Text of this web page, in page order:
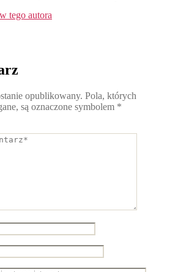
tego autora
opublikowany. Pola, których
są oznaczone symbolem *